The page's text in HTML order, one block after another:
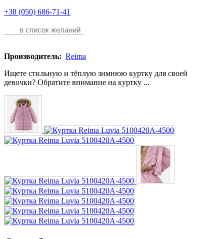
+38 (050) 686-71-41
в список желаний
Производитель: Reima
Ищете стильную и тёплую зимнюю куртку для своей
девочки? Обратите внимание на куртку ...